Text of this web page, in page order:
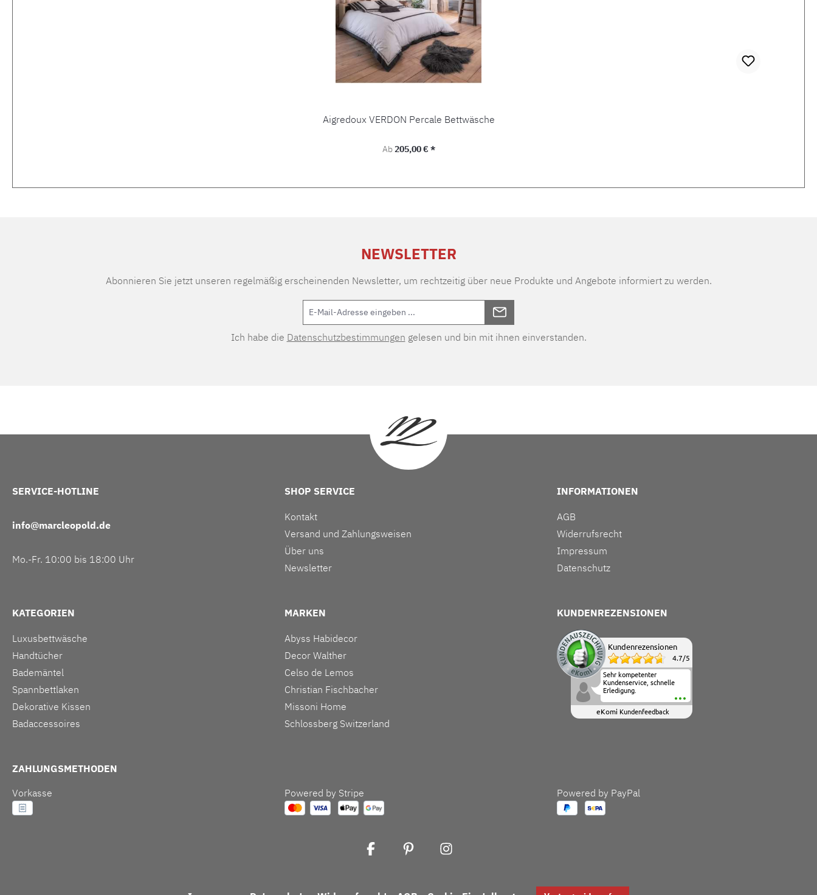
Aigredoux VERDON Percale Bettwäsche
Regulärer Preis:
Ab205,00 € *
NEWSLETTER
Abonnieren Sie jetzt unseren regelmäßig erscheinenden Newsletter, um rechtzeitig über neue Produkte und Angebote informiert zu werden.
Ich habe die Datenschutzbestimmungen gelesen und bin mit ihnen einverstanden.
SERVICE-HOTLINE
info@marcleopold.de
Mo.-Fr. 10:00 bis 18:00 Uhr
SHOP SERVICE
Kontakt
Versand und Zahlungsweisen
Über uns
Newsletter
INFORMATIONEN
AGB
Widerrufsrecht
Impressum
Datenschutz
KATEGORIEN
Luxusbettwäsche
Handtücher
Bademäntel
Spannbettlaken
Dekorative Kissen
Badaccessoires
MARKEN
Abyss Habidecor
Decor Walther
Celso de Lemos
Christian Fischbacher
Missoni Home
Schlossberg Switzerland
KUNDENREZENSIONEN
Kundenrezensionen
4.7/5
Sehr kompetenter
Kundenservice, schnelle
Erledigung.
eKomi Kundenfeedback
ZAHLUNGSMETHODEN
Vorkasse
Powered by Stripe Powered by PayPal